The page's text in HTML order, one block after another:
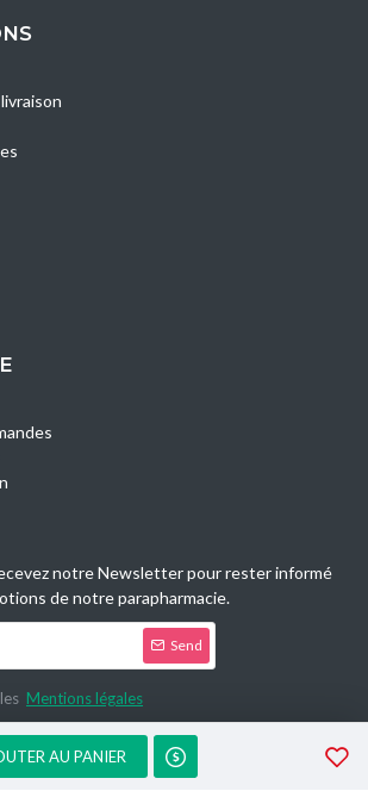
AU PANIER
notre Newsletter pour rester informé
de notre parapharmacie.
Send
Mentions légales
All Rights Reserved.